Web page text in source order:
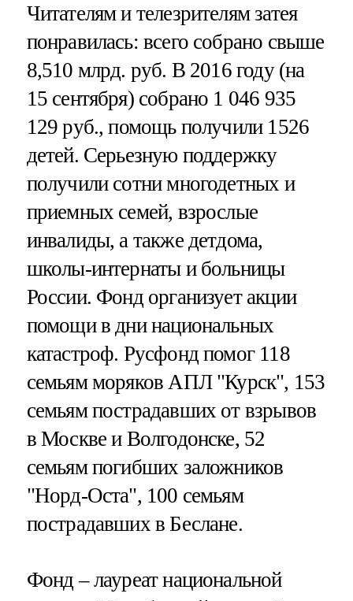
Читателям и телезрителям затея
понравилась: всего собрано свыше
8,510 млрд. руб. В 2016 году (на
15 сентября) собрано 1 046 935
129 руб., помощь получили 1526
детей. Серьезную поддержку
получили сотни многодетных и
приемных семей, взрослые
инвалиды, а также детдома,
школы-интернаты и больницы
России. Фонд организует акции
помощи в дни национальных
катастроф. Русфонд помог 118
семьям моряков АПЛ "Курск", 153
семьям пострадавших от взрывов
в Москве и Волгодонске, 52
семьям погибших заложников
"Норд-Оста", 100 семьям
пострадавших в Беслане.
Фонд – лауреат национальной